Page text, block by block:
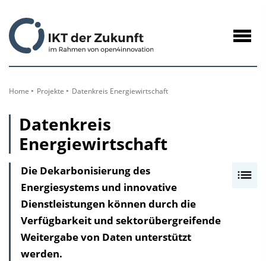
Inhalt
Home Projekte Datenkreis Energiewirtschaft
Datenkreis
Energiewirtschaft
Die Dekarbonisierung des
Energiesystems und innovative
Dienstleistungen können durch die
Verfügbarkeit und sektorübergreifende
Weitergabe von Daten unterstützt
werden.